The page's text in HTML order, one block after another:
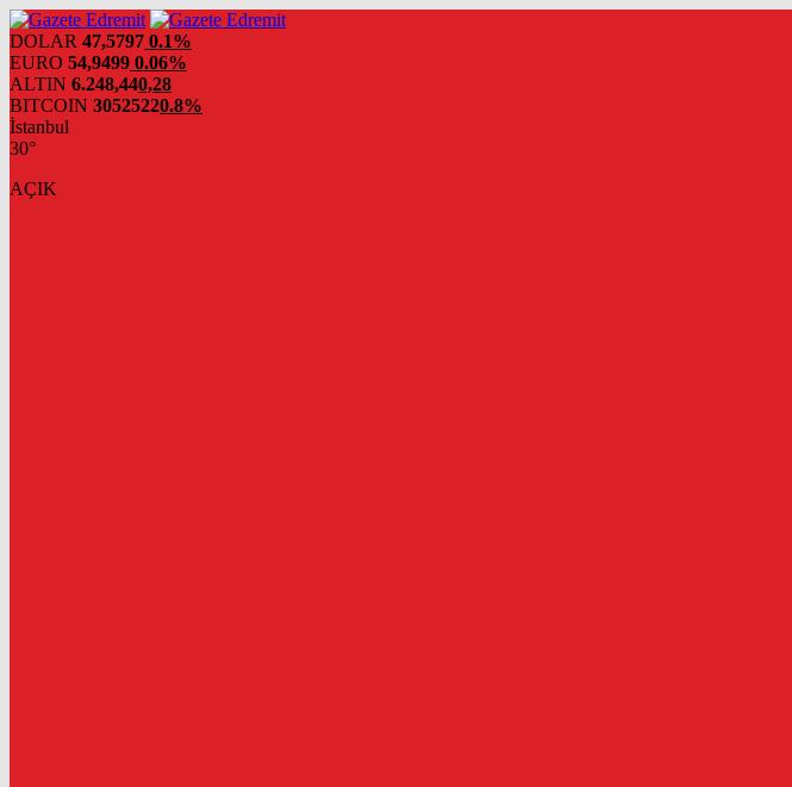
DOLAR 47,5797 0.1%
EURO 54,9499 0.06%
ALTIN 6.248,440,28
BITCOIN 30525220.8%
İstanbul
30°
AÇIK